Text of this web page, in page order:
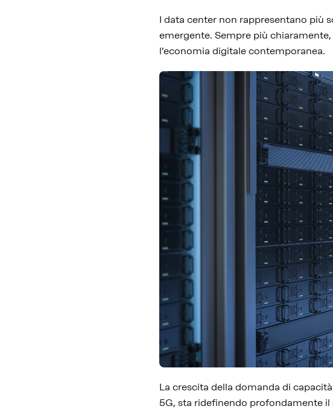
I data center non rappresentano più
emergente. Sempre più
l’economia digitale contemporanea.
La crescita della domanda di
5G, sta ridefinendo profondamente